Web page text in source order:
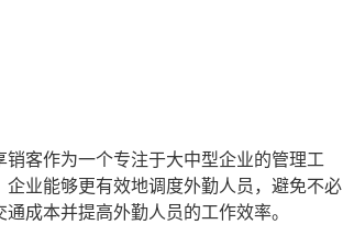
客作为一个专注于大中型企业的管理工
业能够更有效地调度外勤人员，避免不必
成本并提高外勤人员的工作效率。